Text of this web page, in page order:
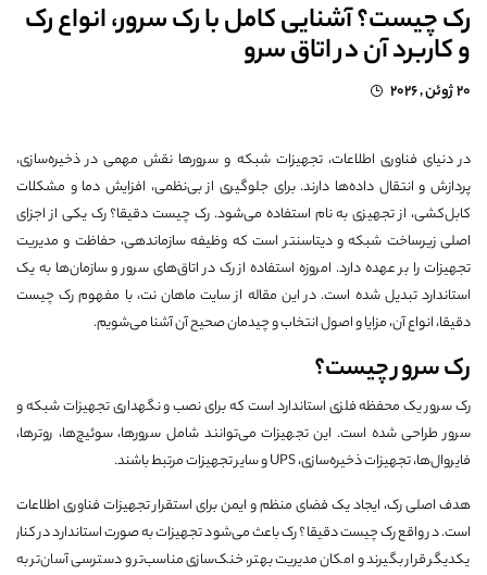
رک چیست؟ آشنایی کامل با رک سرور، انواع رک
و کاربرد آن در اتاق سرو
20 ژوئن , 2026
در دنیای فناوری اطلاعات، تجهیزات شبکه و سرورها نقش مهمی در ذخیره‌سازی،
پردازش و انتقال داده‌ها دارند. برای جلوگیری از بی‌نظمی، افزایش دما و مشکلات
کابل‌کشی، از تجهیزی به نام استفاده می‌شود. رک چیست دقیقا؟ رک یکی از اجزای
اصلی زیرساخت شبکه و دیتاسنتر است که وظیفه سازماندهی، حفاظت و مدیریت
تجهیزات را بر عهده دارد. امروزه استفاده از رک در اتاق‌های سرور و سازمان‌ها به یک
استاندارد تبدیل شده است. در این مقاله از سایت ماهان نت، با مفهوم رک چیست
دقیقا، انواع آن، مزایا و اصول انتخاب و چیدمان صحیح آن آشنا می‌شویم.
رک سرور چیست؟
رک سرور یک محفظه فلزی استاندارد است که برای نصب و نگهداری تجهیزات شبکه و
سرور طراحی شده است. این تجهیزات می‌توانند شامل سرورها، سوئیچ‌ها، روترها،
فایروال‌ها، تجهیزات ذخیره‌سازی، UPS و سایر تجهیزات مرتبط باشند.
هدف اصلی رک، ایجاد یک فضای منظم و ایمن برای استقرار تجهیزات فناوری اطلاعات
است. در واقع رک چیست دقیقا؟ رک باعث می‌شود تجهیزات به صورت استاندارد در کنار
یکدیگر قرار بگیرند و امکان مدیریت بهتر، خنک‌سازی مناسب‌تر و دسترسی آسان‌تر به